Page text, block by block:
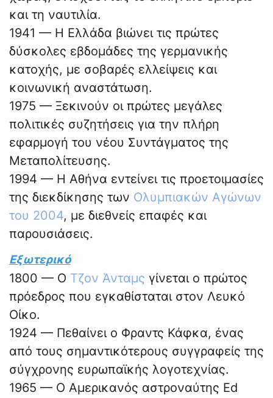
και τη ναυτιλία.
1941 — Η Ελλάδα βιώνει τις πρώτες
δύσκολες εβδομάδες της γερμανικής
κατοχής, με σοβαρές ελλείψεις και
κοινωνική αναστάτωση.
1975 — Ξεκινούν οι πρώτες μεγάλες
πολιτικές συζητήσεις για την πλήρη
εφαρμογή του νέου Συντάγματος της
Μεταπολίτευσης.
1994 — Η Αθήνα εντείνει τις προετοιμασίες
της διεκδίκησης των Ολυμπιακών Αγώνων
του 2004, με διεθνείς επαφές και
παρουσιάσεις.
Εξωτερικό
1800 — Ο Τζον Άνταμς γίνεται ο πρώτος
πρόεδρος που εγκαθίσταται στον Λευκό
Οίκο.
1924 — Πεθαίνει ο Φραντς Κάφκα, ένας
από τους σημαντικότερους συγγραφείς της
σύγχρονης ευρωπαϊκής λογοτεχνίας.
1965 — Ο Αμερικανός αστροναύτης Ed